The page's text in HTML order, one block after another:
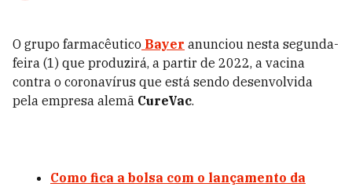
O grupo farmacêutico Bayer anunciou nesta segunda-
feira (1) que produzirá, a partir de 2022, a vacina
contra o coronavírus que está sendo desenvolvida
pela empresa alemã CureVac.
Como fica a bolsa com o lançamento da